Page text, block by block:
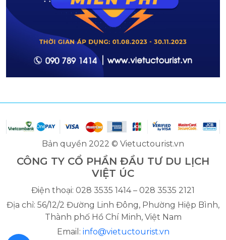
Bản quyền 2022 © Vietuctourist.vn
CÔNG TY CỔ PHẦN ĐẦU TƯ DU LỊCH
VIỆT ÚC
Điện thoại: 028 3535 1414 – 028 3535 2121
Địa chỉ: 56/12/2 Đường Linh Đông, Phường Hiệp Bình,
Thành phố Hồ Chí Minh, Việt Nam
Email: info@vietuctourist.vn